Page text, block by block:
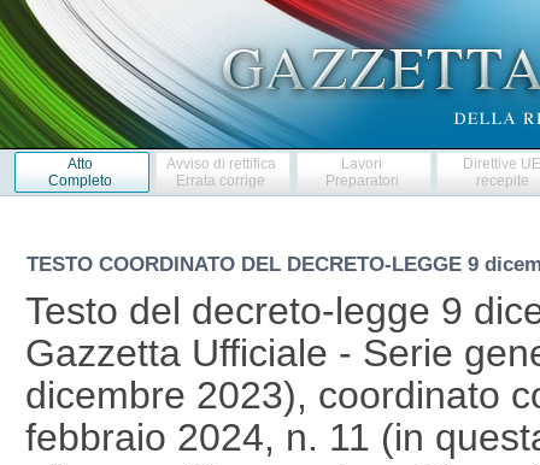
Atto
Completo
Avviso di rettifica
Errata corrige
Lavori
Preparatori
Direttive
recepite
TESTO COORDINATO DEL DECRETO-LEGGE 9
Testo del decreto-legge 9
Gazzetta Ufficiale - Serie
dicembre 2023), coordinato
febbraio 2024, n. 11 (in